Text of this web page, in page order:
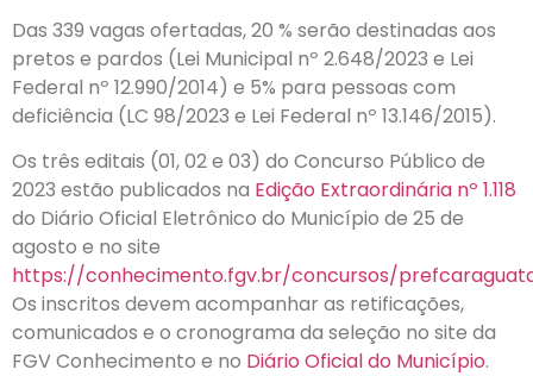
Das 339 vagas ofertadas, 20 % serão destinadas aos
pretos e pardos (Lei Municipal nº 2.648/2023 e Lei
Federal nº 12.990/2014) e 5% para pessoas com
deficiência (LC 98/2023 e Lei Federal nº 13.146/2015).
Os três editais (01, 02 e 03) do Concurso Público de
2023 estão publicados na Edição Extraordinária nº 1.118
do Diário Oficial Eletrônico do Município de 25 de
agosto e no site
https://conhecimento.fgv.br/concursos/
Os inscritos devem acompanhar as retificações,
comunicados e o cronograma da seleção no site da
FGV Conhecimento e no Diário Oficial do Município.